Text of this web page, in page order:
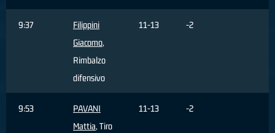
9:37
Filippini
Giacomo,
Rimbalzo
difensivo
11-13 -2
9:53
PAVANI
Mattia, Tiro
11-13 -2